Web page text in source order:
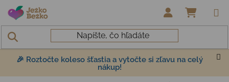
Prejsť na obsah
🎉 Roztočte koleso šťastia a vytočte si zľavu na celý
nákup!